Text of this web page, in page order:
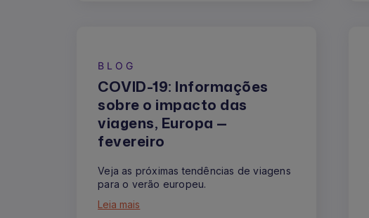
BLOG
COVID-19: Informações
sobre o impacto das
viagens, Europa —
fevereiro
Veja as próximas tendências de viagens
para o verão europeu.
Leia mais